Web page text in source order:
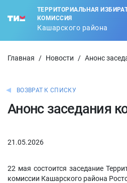
ТЕРРИТОРИАЛЬНАЯ
КОМИССИЯ
Кашарского района
Главная / Новости / Анонс
ВОЗВРАТ К СПИСКУ
Анонс заседания
21.05.2026
22 мая состоится заседание
комиссии Кашарского района